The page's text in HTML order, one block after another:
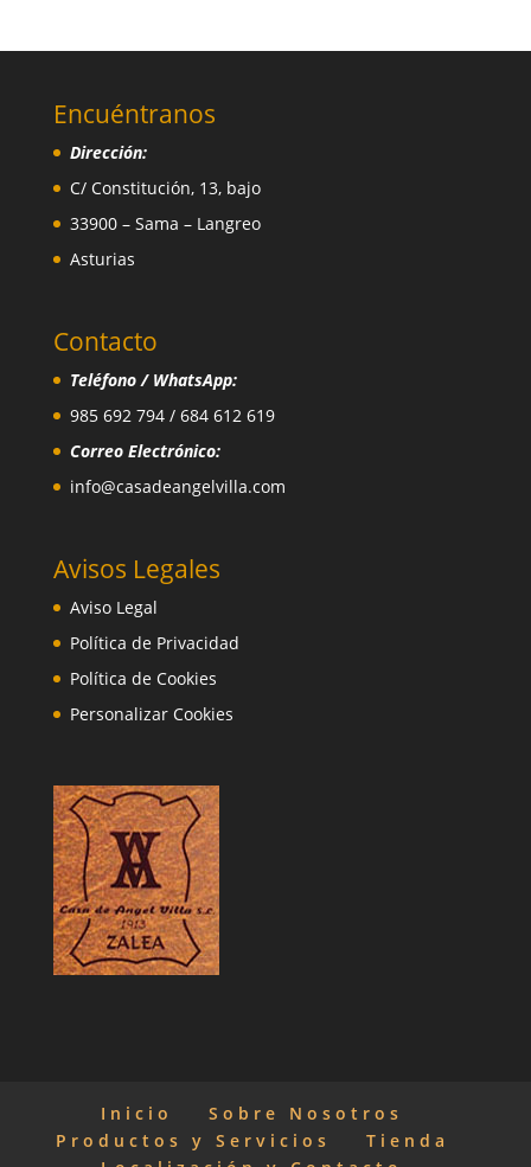
Encuéntranos
Dirección:
C/ Constitución, 13, bajo
33900 – Sama – Langreo
Asturias
Contacto
Teléfono / WhatsApp:
985 692 794 / 684 612 619
Correo Electrónico:
info@casadeangelvilla.com
Avisos Legales
Aviso Legal
Política de Privacidad
Política de Cookies
Personalizar Cookies
Inicio
Sobre Nosotros
Productos y Servicios
Tienda